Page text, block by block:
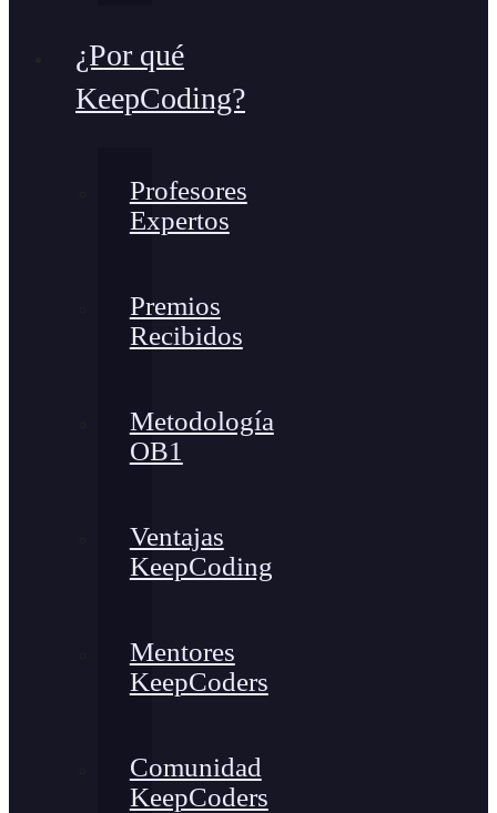
¿Por qué
KeepCoding?
Profesores
Expertos
Premios
Recibidos
Metodología
OB1
Ventajas
KeepCoding
Mentores
KeepCoders
Comunidad
KeepCoders